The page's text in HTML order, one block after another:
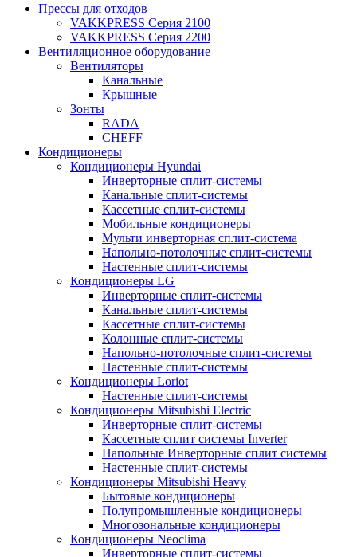
Прессы для отходов
VAKKPRESS Серия 2100
VAKKPRESS Серия 2200
Вентиляционное оборудование
Вентиляторы
Канальные
Крышные
Зонты
RADA
CHEFF
Кондиционеры
Кондиционеры Hyundai
Инверторные сплит-системы
Канальные сплит-системы
Кассетные сплит-системы
Мобильные кондиционеры
Мульти инверторная сплит-система
Напольно-потолочные сплит-системы
Настенные сплит-системы
Кондиционеры LG
Инверторные сплит-системы
Канальные сплит-системы
Кассетные сплит-системы
Колонные сплит-системы
Напольно-потолочные сплит-системы
Настенные сплит-системы
Кондиционеры Loriot
Настенные сплит-системы
Кондиционеры Mitsubishi Electric
Инверторные сплит-системы
Кассетные сплит системы Inverter
Напольные Инверторные сплит системы
Настенные сплит-системы
Кондиционеры Mitsubishi Heavy
Бытовые кондиционеры
Полупромышленные кондиционеры
Многозональные кондиционеры
Кондиционеры Neoclima
Инверторные сплит-системы